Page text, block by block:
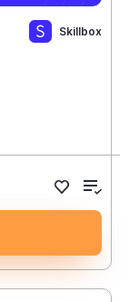
Skillbox